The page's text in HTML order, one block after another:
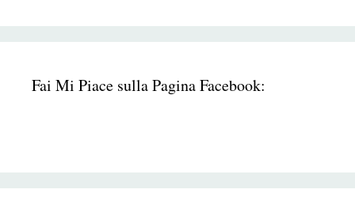
Fai Mi Piace sulla Pagina Facebook: